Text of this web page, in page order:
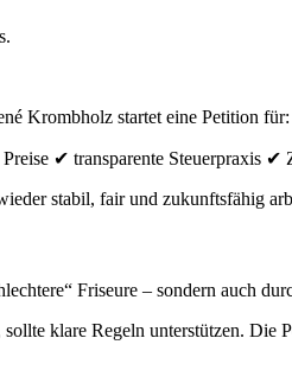
Krombholz startet eine Petition für:
✔ transparente Steuerpraxis ✔
stabil, fair und zukunftsfähig
Friseure – sondern auch
klare Regeln unterstützen. Die